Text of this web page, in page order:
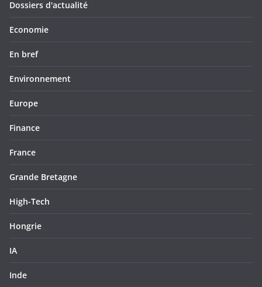
Dossiers d'actualité
Economie
En bref
Environnement
Europe
Finance
France
Grande Bretagne
High-Tech
Hongrie
IA
Inde